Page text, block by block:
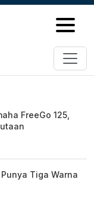
FreeGo 125,
Tiga Warna